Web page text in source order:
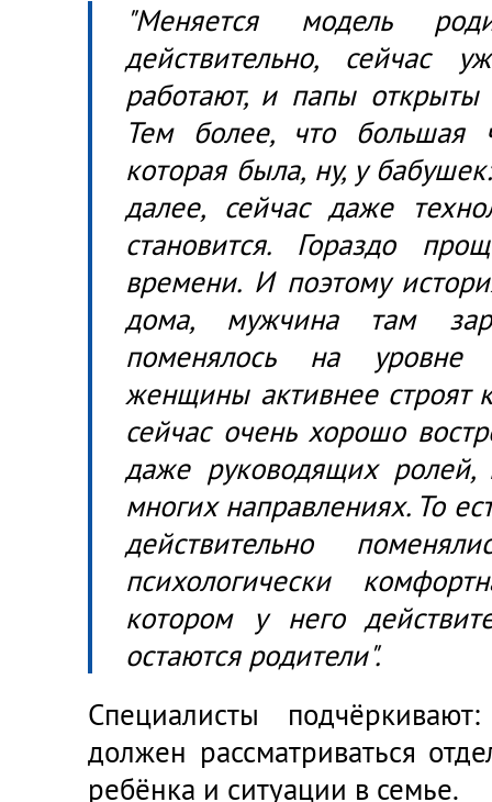
"Меняется модель
действительно,
работают, и папы
Тем более, что большая
которая была, ну, у
далее, сейчас даже
становится. Гораздо
времени. И поэтому
дома, мужчина там
поменялось на уровне
женщины активнее строят
сейчас очень хорошо
даже руководящих
многих направлениях. То
действительно
психологически
котором у него
остаются родители".
Специалисты
должен рассматриваться
ребёнка и ситуации в семье.